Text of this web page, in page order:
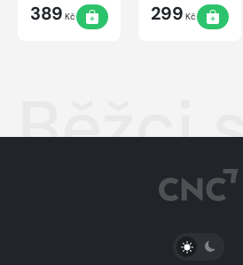
389 Kč 299 Kč
Běžci